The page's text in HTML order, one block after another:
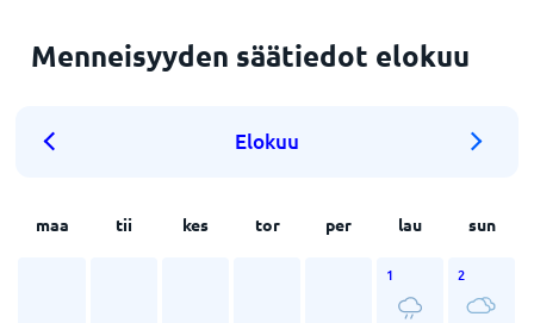
Menneisyyden säätiedot elokuu
Elokuu
maa tii kes tor per lau sun
1 2